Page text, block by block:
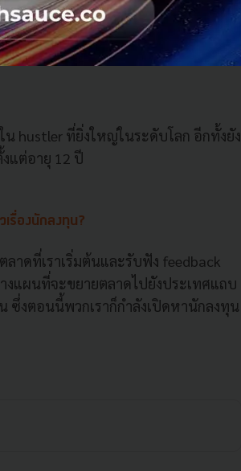
วังของผู้คนเป็นเรื่องที่ท้าทายที่สุด ความ
น hustler ที่ยิ่งใหญ่ในระดับโลก อีกทั้งยัง
แต่อายุ 12 ปี
เรื่องนักลงทุน?
าดที่เราเริ่มต้นและรับฟัง feedback
งแผนที่จะขยายตลาดไปยังประเทศแถบ
ซึ่งตอนนี้พวกเราก็กำลังเปิดหานักลงทุน